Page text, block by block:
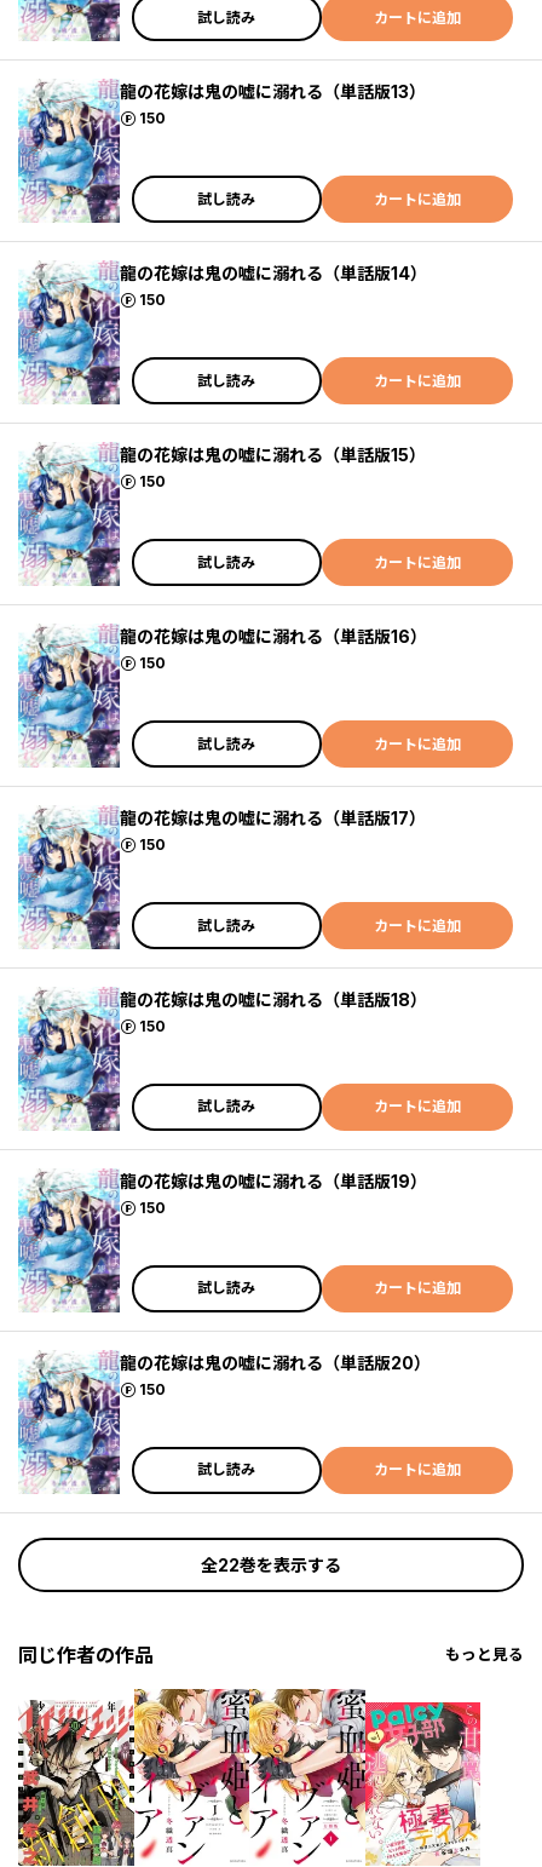
試し読み カートに追加
龍の花嫁は鬼の嘘に溺れる（単話版13）
150
ポイント
試し読み カートに追加
龍の花嫁は鬼の嘘に溺れる（単話版14）
150
ポイント
試し読み カートに追加
龍の花嫁は鬼の嘘に溺れる（単話版15）
150
ポイント
試し読み カートに追加
龍の花嫁は鬼の嘘に溺れる（単話版16）
150
ポイント
試し読み カートに追加
龍の花嫁は鬼の嘘に溺れる（単話版17）
150
ポイント
試し読み カートに追加
龍の花嫁は鬼の嘘に溺れる（単話版18）
150
ポイント
試し読み カートに追加
龍の花嫁は鬼の嘘に溺れる（単話版19）
150
ポイント
試し読み カートに追加
龍の花嫁は鬼の嘘に溺れる（単話版20）
150
ポイント
試し読み カートに追加
全22巻を表示する
同じ作者の作品 もっと見る